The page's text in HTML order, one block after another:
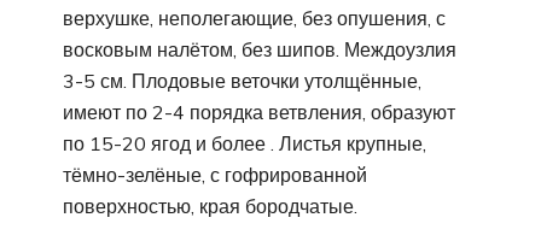
верхушке, неполегающие, без опушения, с
восковым налётом, без шипов. Междоузлия
3-5 см. Плодовые веточки утолщённые,
имеют по 2-4 порядка ветвления, образуют
по 15-20 ягод и более . Листья крупные,
тёмно-зелёные, с гофрированной
поверхностью, края бородчатые.